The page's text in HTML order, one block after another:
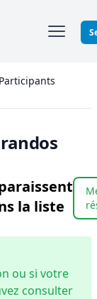
Participants
la liste
ou si votre
consulter